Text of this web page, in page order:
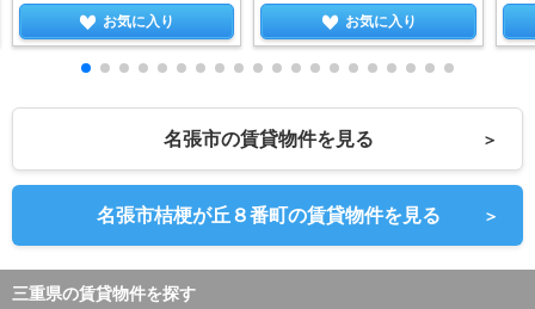
お気に入り お気に入り
名張市の賃貸物件を見る ＞
名張市桔梗が丘８番町の賃貸物件を見る ＞
三重県の賃貸物件を探す